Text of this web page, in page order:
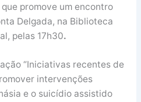
promove um encontro
Delgada, na Biblioteca
pelas 17h30.
“Iniciativas recentes de
intervenções
e o suicídio assistido